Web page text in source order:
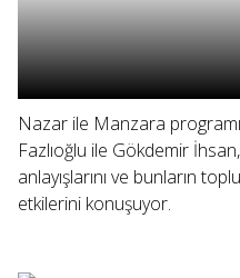
Nazar ile Manzara
Fazlıoğlu ile Gökdemir
anlayışlarını ve bunların
etkilerini konuşuyor.